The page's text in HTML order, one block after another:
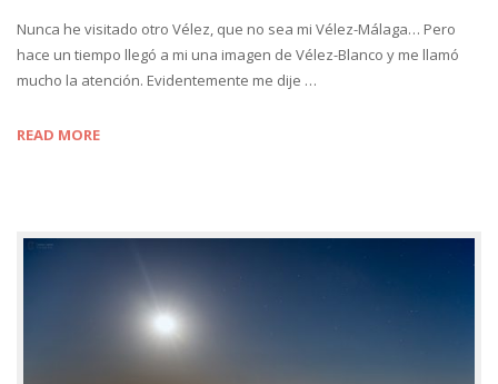
Nunca he visitado otro Vélez, que no sea mi Vélez-Málaga… Pero
hace un tiempo llegó a mi una imagen de Vélez-Blanco y me llamó
mucho la atención. Evidentemente me dije …
READ MORE